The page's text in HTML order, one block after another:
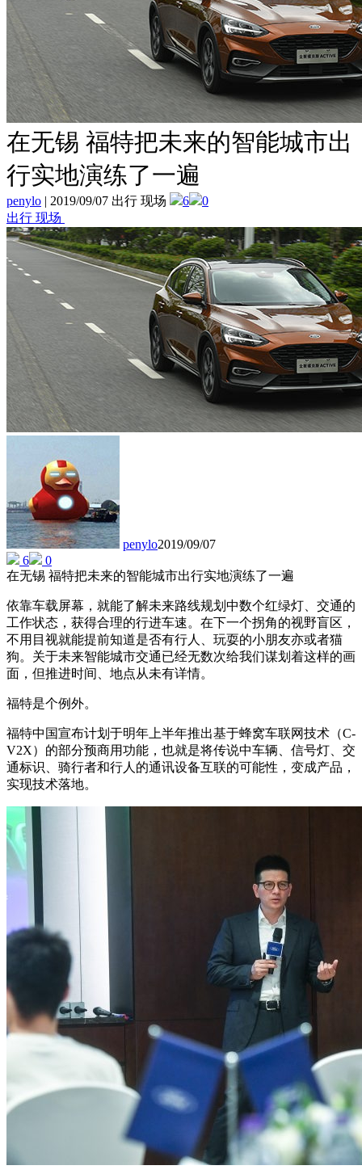
在无锡 福特把未来的智能城市出
行实地演练了一遍
penylo | 2019/09/07 出行 现场 6
0
出行 现场
penylo2019/09/07
6
0
在无锡 福特把未来的智能城市出行实地演练了一遍
依靠车载屏幕，就能了解未来路线规划中数个红绿灯、交通的
工作状态，获得合理的行进车速。在下一个拐角的视野盲区，
不用目视就能提前知道是否有行人、玩耍的小朋友亦或者猫
狗。关于未来智能城市交通已经无数次给我们谋划着这样的画
面，但推进时间、地点从未有详情。
福特是个例外。
福特中国宣布计划于明年上半年推出基于蜂窝车联网技术（C-
V2X）的部分预商用功能，也就是将传说中车辆、信号灯、交
通标识、骑行者和行人的通讯设备互联的可能性，变成产品，
实现技术落地。